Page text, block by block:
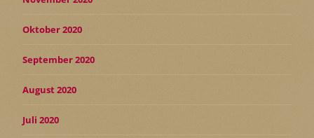
Oktober 2020
September 2020
August 2020
Juli 2020